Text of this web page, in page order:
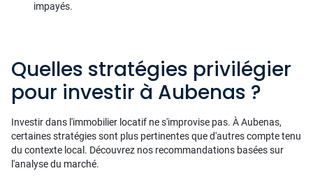
impayés.
Quelles stratégies privilégier
pour investir à Aubenas ?
Investir dans l'immobilier locatif ne s'improvise pas. À Aubenas,
certaines stratégies sont plus pertinentes que d'autres compte tenu
du contexte local. Découvrez nos recommandations basées sur
l'analyse du marché.